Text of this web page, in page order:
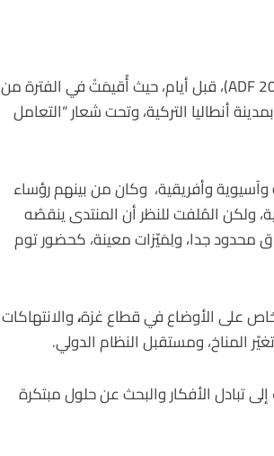
جرتْ وقائعُ النسخة الخامسة من منتدى أنطاليا الدبلوماسي (ADF 2026)، قبل أيام، حيث أُقيمَتْ في الفترة من
بمدينة أنطاليا التركية، وتحت شعار “التعامل
من 6000 مشارك من 150دولة، عربية وآسيوية وأفريقية، وكان من بينهم رؤساء
ولكن المُلفت للنظر أن المنتدى ينقصُه
محدود جدا، ولِمَيّزات معينة، كحضور توم
خاص على الأوضاع في قطاع غزة،والانتهاكات
المناخ، ومستقبل النظام الدولي.
سنوية عالمية عام 2021م، وتهدفُ إلى تبادل الأفكار والبحث عن حلول مبتكرة